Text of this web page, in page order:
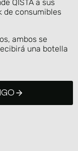
QISTA a sus
de consumibles
ambos se
una botella